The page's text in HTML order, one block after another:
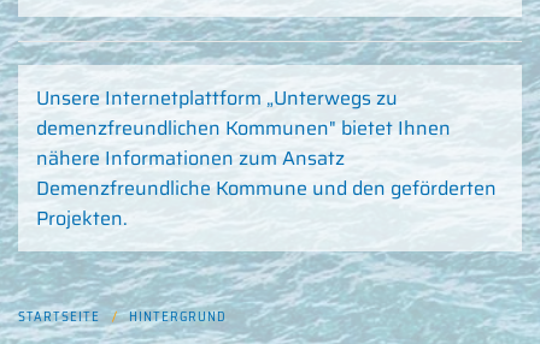
Unsere Internetplattform „Unterwegs zu
demenzfreundlichen Kommunen" bietet Ihnen
nähere Informationen zum Ansatz
Demenzfreundliche Kommune und den geförderten
Projekten.
STARTSEITE HINTERGRUND